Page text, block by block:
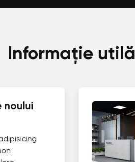
Informație utilă
noului